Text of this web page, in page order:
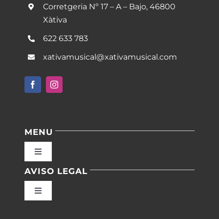
Corretgeria Nº 17 – A – Bajo, 46800
Xàtiva
622 633 783
xativamusical@xativamusical.com
MENU
Toggle
Inicio
AVISO LEGAL
Toggle